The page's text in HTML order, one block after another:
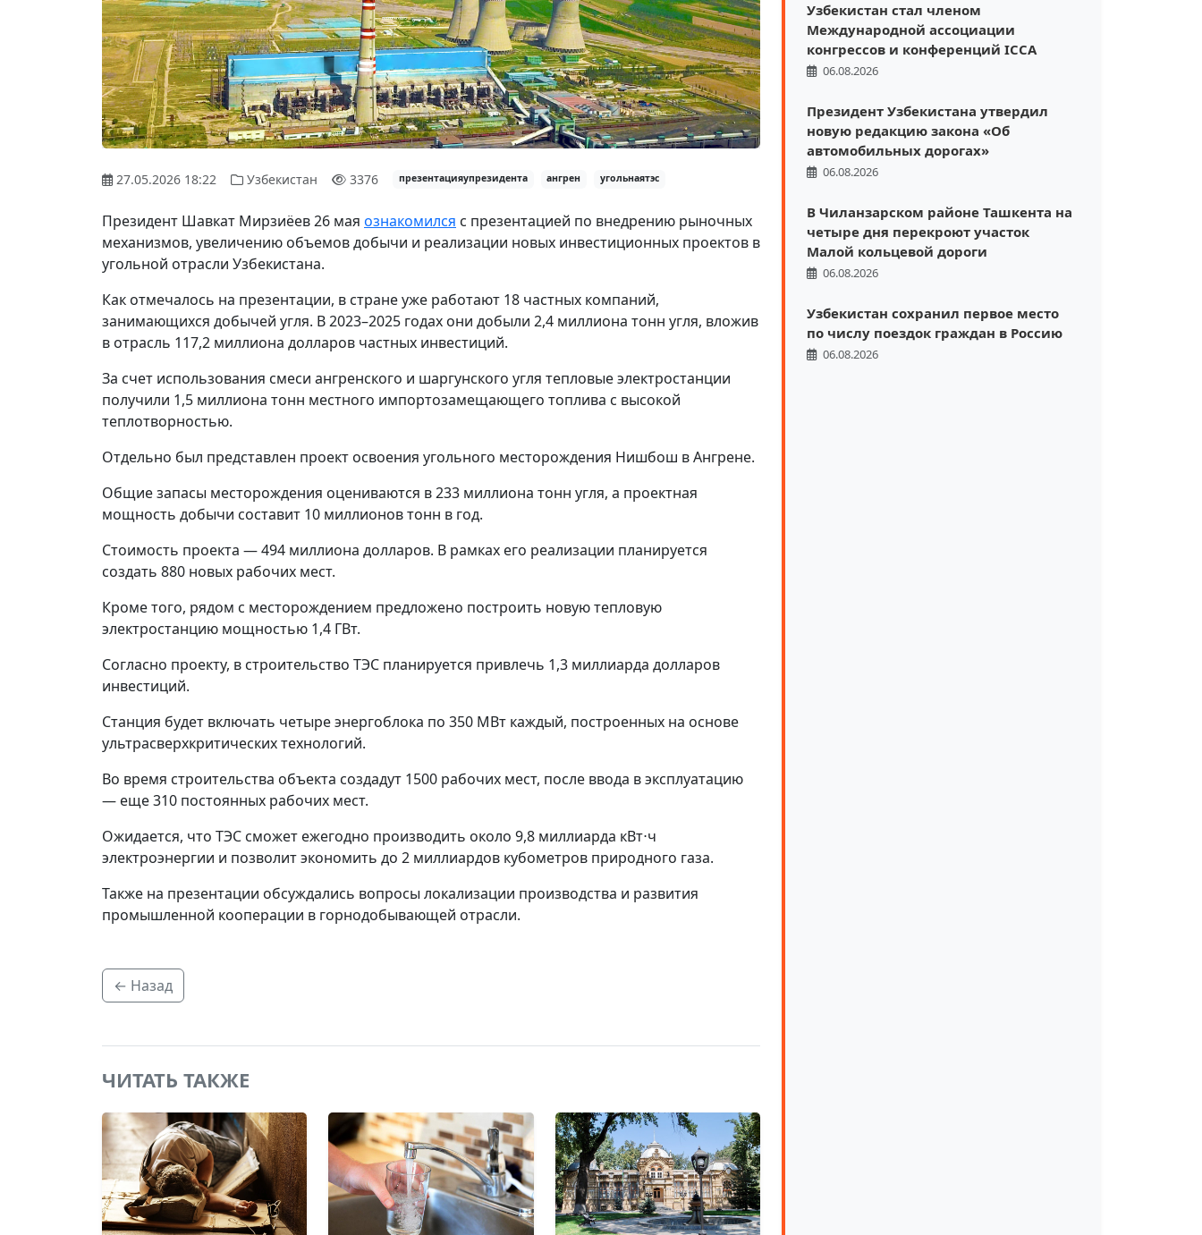
27.05.2026 18:22 Узбекистан 3376 презентацияупрезидента ангрен угольнаятэс
Президент Шавкат Мирзиёев 26 мая ознакомился с презентацией по внедрению рыночных
механизмов, увеличению объемов добычи и реализации новых инвестиционных проектов в
угольной отрасли Узбекистана.
Как отмечалось на презентации, в стране уже работают 18 частных компаний,
занимающихся добычей угля. В 2023–2025 годах они добыли 2,4 миллиона тонн угля, вложив
в отрасль 117,2 миллиона долларов частных инвестиций.
За счет использования смеси ангренского и шаргунского угля тепловые электростанции
получили 1,5 миллиона тонн местного импортозамещающего топлива с высокой
теплотворностью.
Отдельно был представлен проект освоения угольного месторождения Нишбош в Ангрене.
Общие запасы месторождения оцениваются в 233 миллиона тонн угля, а проектная
мощность добычи составит 10 миллионов тонн в год.
Стоимость проекта — 494 миллиона долларов. В рамках его реализации планируется
создать 880 новых рабочих мест.
Кроме того, рядом с месторождением предложено построить новую тепловую
электростанцию мощностью 1,4 ГВт.
Согласно проекту, в строительство ТЭС планируется привлечь 1,3 миллиарда долларов
инвестиций.
Станция будет включать четыре энергоблока по 350 МВт каждый, построенных на основе
ультрасверхкритических технологий.
Во время строительства объекта создадут 1500 рабочих мест, после ввода в эксплуатацию
— еще 310 постоянных рабочих мест.
Ожидается, что ТЭС сможет ежегодно производить около 9,8 миллиарда кВт⋅ч
электроэнергии и позволит экономить до 2 миллиардов кубометров природного газа.
Также на презентации обсуждались вопросы локализации производства и развития
промышленной кооперации в горнодобывающей отрасли.
← Назад
ЧИТАТЬ ТАКЖЕ
Узбекистан стал членом
Международной ассоциации
конгрессов и конференций ICCA
06.08.2026
Президент Узбекистана утвердил
новую редакцию закона «Об
автомобильных дорогах»
06.08.2026
В Чиланзарском районе Ташкента на
четыре дня перекроют участок
Малой кольцевой дороги
06.08.2026
Узбекистан сохранил первое место
по числу поездок граждан в Россию
06.08.2026